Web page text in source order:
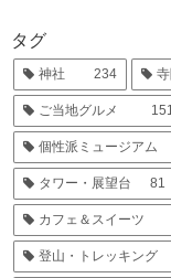
タグ
神社 234
ご当地グルメ
個性派ミュージアム
タワー・展望台 81
カフェ＆スイーツ
登山・トレッキング